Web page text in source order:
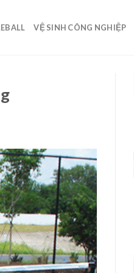
VỆ SINH CÔNG NGHIỆP